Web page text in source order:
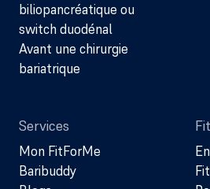
biliopancréatique ou
switch duodénal
Avant une chirurgie
bariatrique
Services
Mon FitForMe
Baribuddy